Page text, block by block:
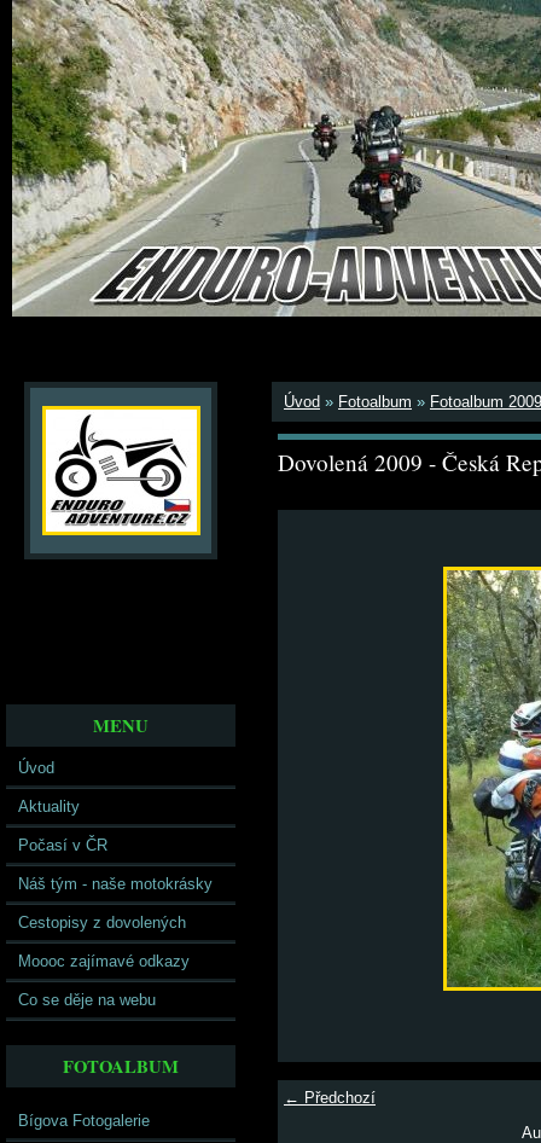
MENU
Úvod
Aktuality
Počasí v ČR
Náš tým - naše motokrásky
Cestopisy z dovolených
Moooc zajímavé odkazy
Co se děje na webu
FOTOALBUM
Bígova Fotogalerie
Úvod » Fotoalbum » Fotoalbum 2009
Dovolená 2009 - Česká
← Předchozí